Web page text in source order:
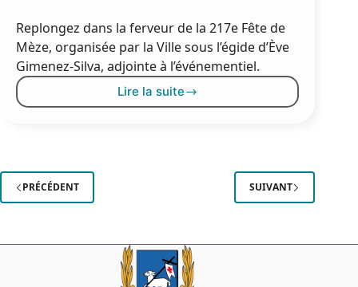
Replongez dans la ferveur de la 217e Fête de
Mèze, organisée par la Ville sous l’égide d’Ève
Gimenez-Silva, adjointe à l’événementiel.
Lire la suiteReplongez
Mèze
!
PRÉCÉDENT SUIVANT